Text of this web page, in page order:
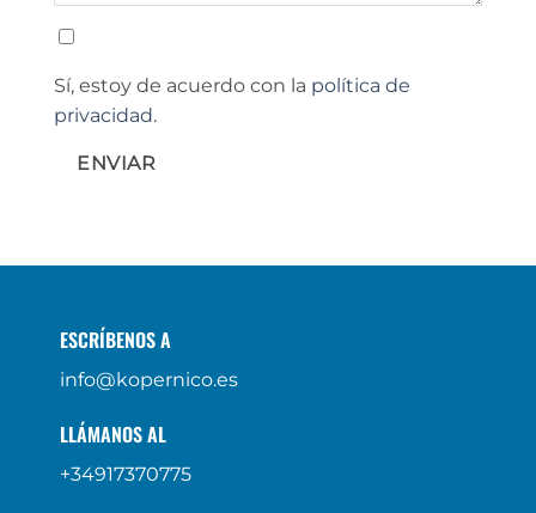
Sí, estoy de acuerdo con la política de
privacidad.
ENVIAR
ESCRÍBENOS A
info@kopernico.es
LLÁMANOS AL
+34917370775